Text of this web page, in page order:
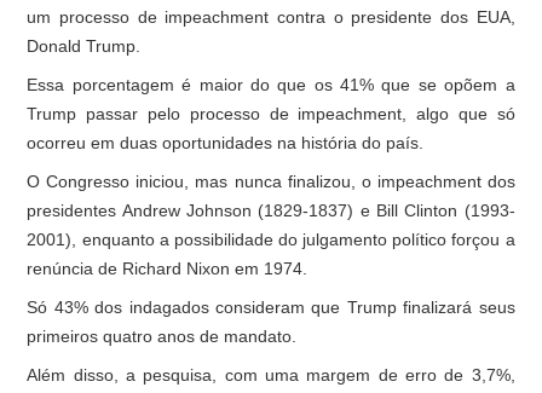
um processo de impeachment contra o presidente dos EUA,
Donald Trump.
Essa porcentagem é maior do que os 41% que se opõem a
Trump passar pelo processo de impeachment, algo que só
ocorreu em duas oportunidades na história do país.
O Congresso iniciou, mas nunca finalizou, o impeachment dos
presidentes Andrew Johnson (1829-1837) e Bill Clinton (1993-
2001), enquanto a possibilidade do julgamento político forçou a
renúncia de Richard Nixon em 1974.
Só 43% dos indagados consideram que Trump finalizará seus
primeiros quatro anos de mandato.
Além disso, a pesquisa, com uma margem de erro de 3,7%,